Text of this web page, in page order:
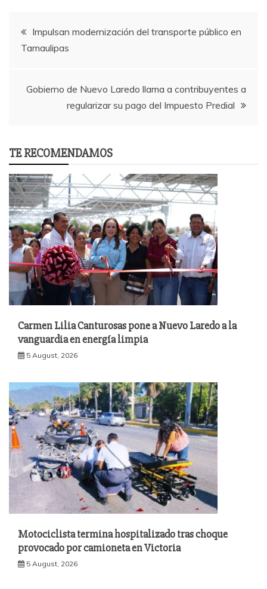
Post
navigation
Impulsan modernización del transporte público en
Tamaulipas
Gobierno de Nuevo Laredo llama a contribuyentes a
regularizar su pago del Impuesto Predial
TE RECOMENDAMOS
Carmen Lilia Canturosas pone a Nuevo Laredo a la
vanguardia en energía limpia
5 August, 2026
Motociclista termina hospitalizado tras choque
provocado por camioneta en Victoria
5 August, 2026